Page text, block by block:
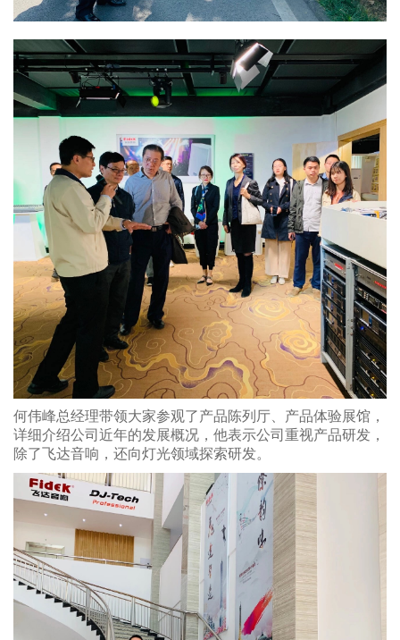
何伟峰总经理带领大家参观了产品陈列厅、产品体验展馆，
详细介绍公司近年的发展概况，他表示公司重视产品研发，
除了飞达音响，还向灯光领域探索研发。